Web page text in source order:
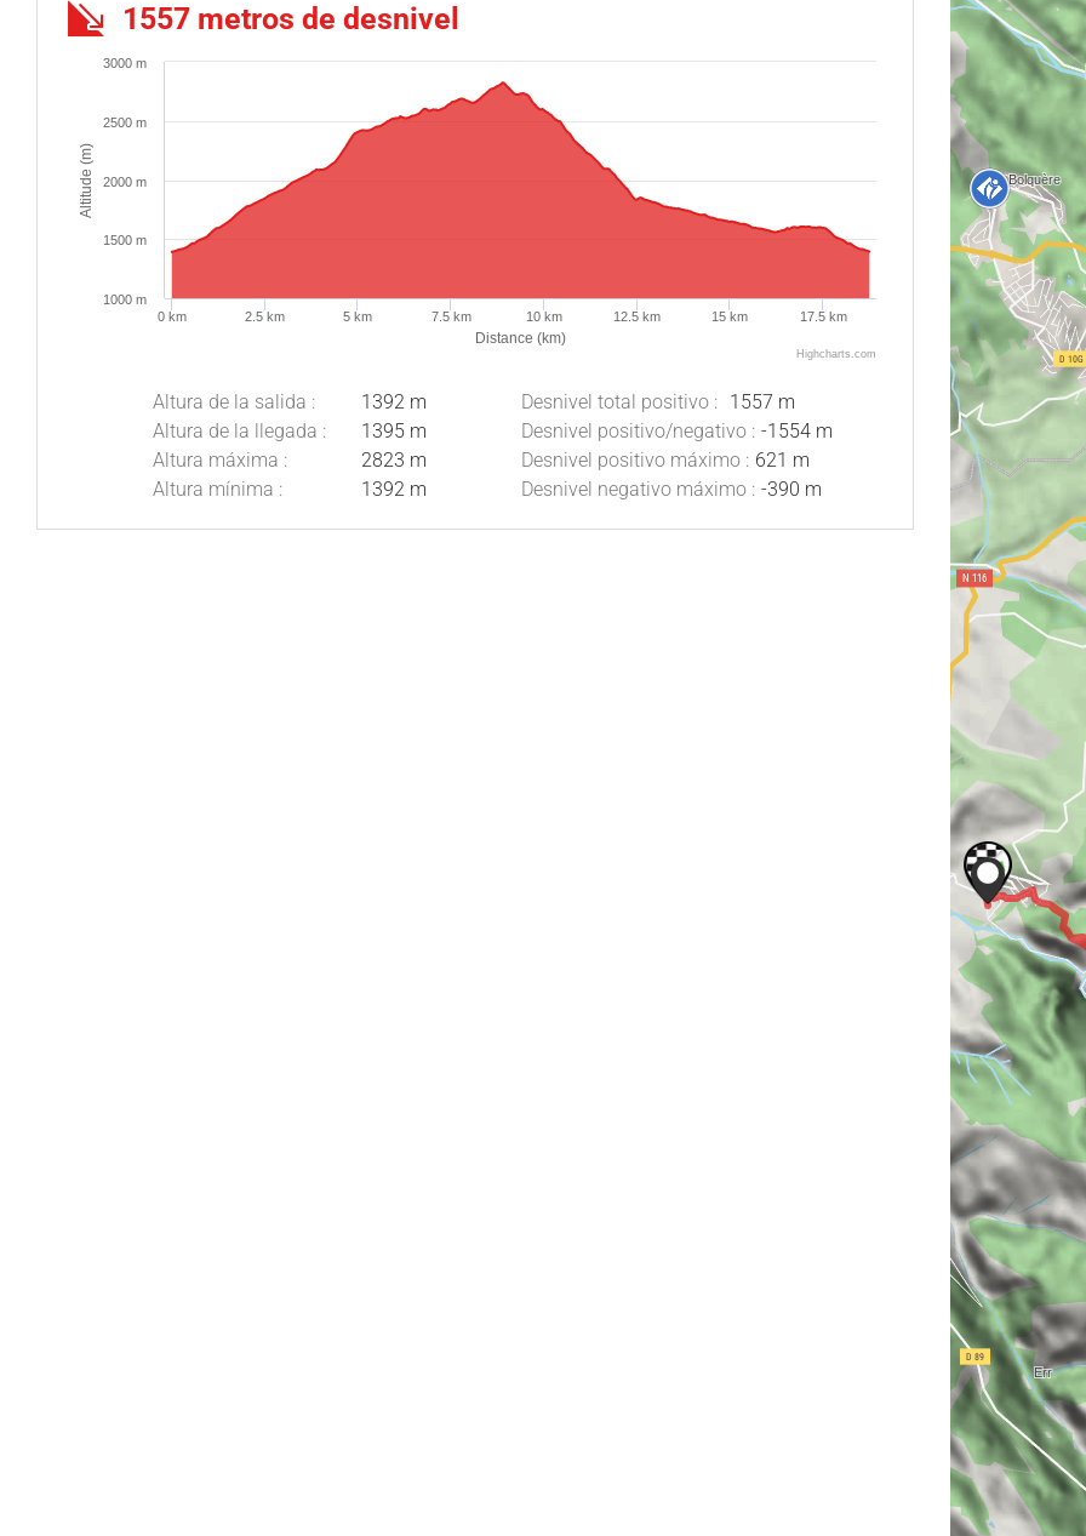
1557 metros de desnivel
Distance (km)
Altitude (m)
0 km 2.5 km 5 km 7.5 km 10 km 12.5 km 15 km 17.5 km
1000 m
1500 m
2000 m
2500 m
3000 m
Highcharts.com
Altura de la salida :
1392 m
Altura de la llegada :
1395 m
Altura máxima :
2823 m
Altura mínima :
1392 m
Desnivel total positivo :
1557 m
Desnivel positivo/negativo : -1554 m
Desnivel positivo máximo : 621 m
Desnivel negativo máximo : -390 m